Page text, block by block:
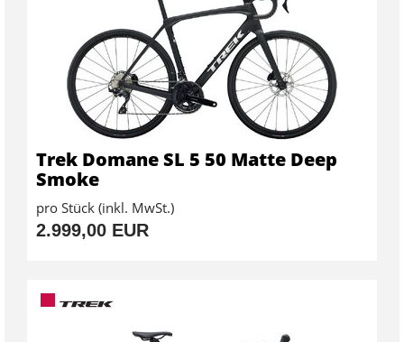
Trek Domane SL 5 50 Matte Deep
Smoke
pro Stück (inkl. MwSt.)
2.999,00 EUR